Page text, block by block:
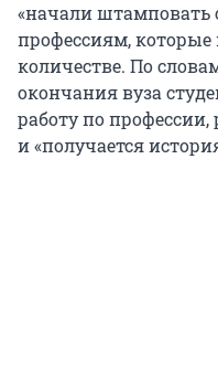
«начали штамповать
профессиям,
количестве. По
окончания вуза
работу по
и «получается